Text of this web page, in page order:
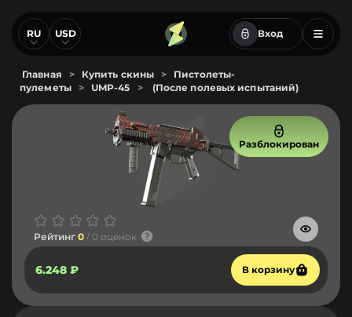
RU USD Вход
Главная > Купить скины >
Пистолеты-
пулеметы
> UMP-45 > (После полевых испытаний)
Разблокирован
Рейтинг 0 / 0 оценок
6.248 ₽ В корзину